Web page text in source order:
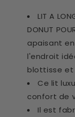
LIT A
DONUT
apaisant
l'endroit
blottisse et
Ce lit
confort de
Il est